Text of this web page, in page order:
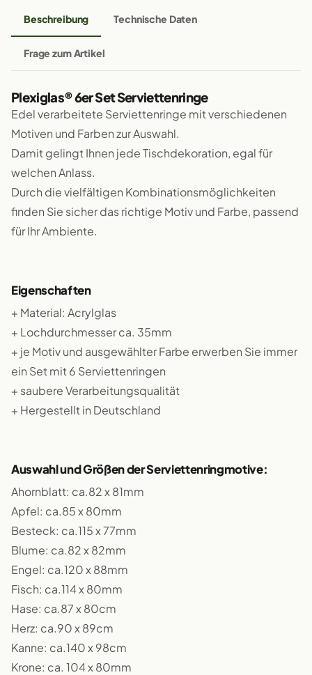
Beschreibung Technische Daten
Frage zum Artikel
Plexiglas® 6er Set Serviettenringe
Edel verarbeitete Serviettenringe mit verschiedenen
Motiven und Farben zur Auswahl.
Damit gelingt Ihnen jede Tischdekoration, egal für
welchen Anlass.
Durch die vielfältigen Kombinationsmöglichkeiten
finden Sie sicher das richtige Motiv und Farbe, passend
für Ihr Ambiente.
Eigenschaften
+ Material: Acrylglas
+ Lochdurchmesser ca. 35mm
+ je Motiv und ausgewählter Farbe erwerben Sie immer
ein Set mit 6 Serviettenringen
+ saubere Verarbeitungsqualität
+ Hergestellt in Deutschland
Auswahl und Größen der Serviettenringmotive:
Ahornblatt: ca.82 x 81mm
Apfel: ca.85 x 80mm
Besteck: ca.115 x 77mm
Blume: ca.82 x 82mm
Engel: ca.120 x 88mm
Fisch: ca.114 x 80mm
Hase: ca.87 x 80cm
Herz: ca.90 x 89cm
Kanne: ca.140 x 98cm
Krone: ca. 104 x 80mm